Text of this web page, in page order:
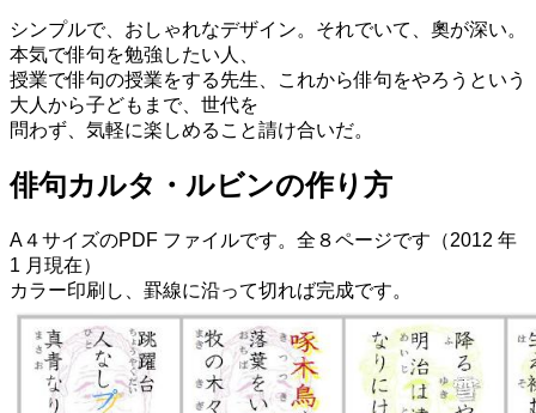
シンプルで、おしゃれなデザイン。それでいて、奧が深い。
本気で俳句を勉強したい人、
授業で俳句の授業をする先生、これから俳句をやろうという
大人から子どもまで、世代を
問わず、気軽に楽しめること請け合いだ。
俳句カルタ・ルビンの作り方
A４サイズのPDF ファイルです。全８ページです（2012 年
1 月現在）
カラー印刷し、罫線に沿って切れば完成です。